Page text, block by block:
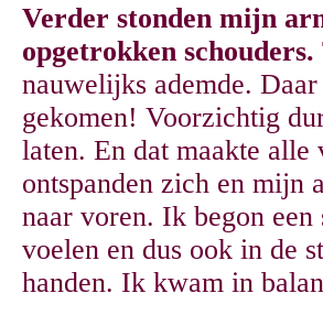
Verder stonden mijn
opgetrokken schouders.
nauwelijks ademde.
gekomen! Voorzichtig
laten. En dat maakte
ontspanden zich en mijn
naar voren. Ik begon
voelen en dus ook in de
handen. Ik kwam in